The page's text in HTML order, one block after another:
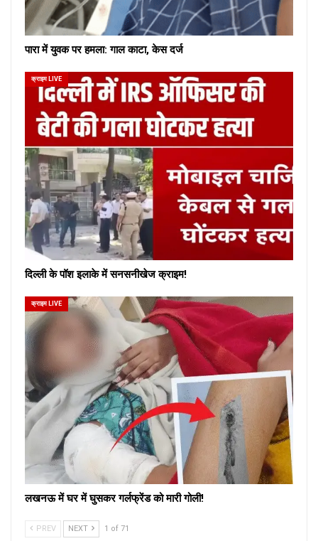
पारा में युवक पर हमला: गाल काटा, केस दर्ज
क्राइम LIVE
दिल्ली के पॉश इलाके में सनसनीखेज क्राइम!
क्राइम LIVE
लखनऊ में घर में घुसकर गर्लफ्रेंड को मारी गोली!
PREV NEXT 1 of 71